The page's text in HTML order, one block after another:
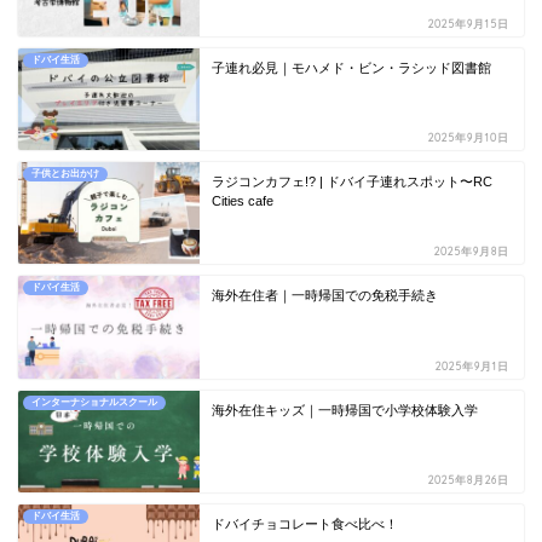
2025年9月15日
ドバイ生活
子連れ必見｜モハメド・ビン・ラシッド図書館
2025年9月10日
子供とお出かけ
ラジコンカフェ!? | ドバイ子連れスポット〜RC
Cities cafe
2025年9月8日
ドバイ生活
海外在住者｜一時帰国での免税手続き
2025年9月1日
インターナショナルスクール
海外在住キッズ｜一時帰国で小学校体験入学
2025年8月26日
ドバイ生活
ドバイチョコレート食べ比べ！